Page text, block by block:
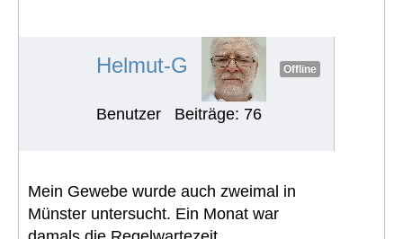
Helmut-G Offline
Benutzer Beiträge: 76
Mein Gewebe wurde auch zweimal in
Münster untersucht. Ein Monat war